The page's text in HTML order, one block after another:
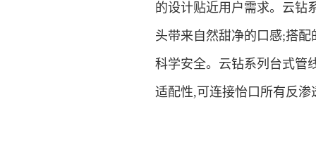
的设计贴近用户需求。云钻
头带来自然甜净的口感;搭
科学安全。云钻系列台式管
适配性,可连接怡口所有反